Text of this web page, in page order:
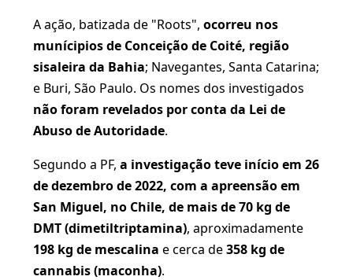
A ação, batizada de "Roots", ocorreu nos
munícipios de Conceição de Coité, região
sisaleira da Bahia; Navegantes, Santa Catarina;
e Buri, São Paulo. Os nomes dos investigados
não foram revelados por conta da Lei de
Abuso de Autoridade.
Segundo a PF, a investigação teve início em 26
de dezembro de 2022, com a apreensão em
San Miguel, no Chile, de mais de 70 kg de
DMT (dimetiltriptamina), aproximadamente
198 kg de mescalina e cerca de358 kg de
cannabis (maconha).